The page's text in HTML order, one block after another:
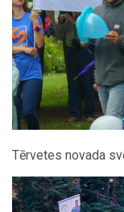
Tērvetes novada